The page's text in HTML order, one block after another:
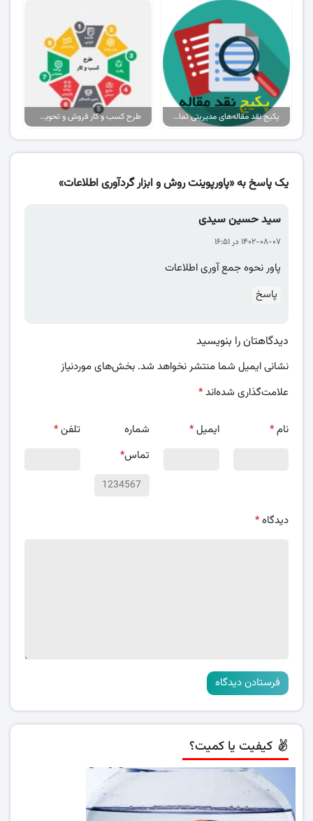
پکیج نقد مقاله‌های مدیریتی تمام گرایش‌ها طرح کسب و کار فروش و تحویل پیتزا در ایران
یک پاسخ به «پاورپوینت روش و ابزار گردآوری اطلاعات»
سید حسین سیدی
۱۴۰۲-۰۸-۰۷ در ۱۶:۵۱
پاور نحوه جمع آوری اطلاعات
پاسخ
دیدگاهتان را بنویسید
نشانی ایمیل شما منتشر نخواهد شد. بخش‌های موردنیاز
علامت‌گذاری شده‌اند*
نام* ایمیل*
شماره
تماس*
تلفن*
دیدگاه*
کیفیت یا کمیت؟